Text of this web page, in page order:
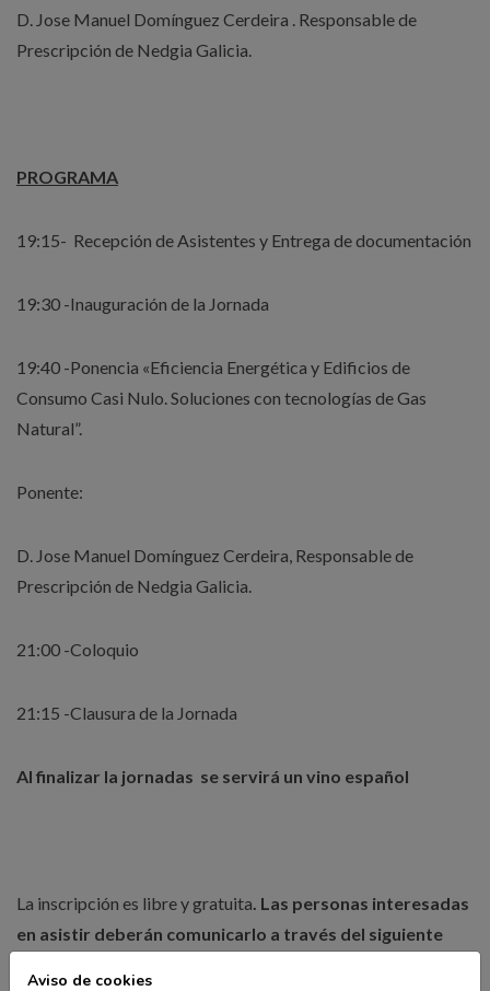
D. Jose Manuel Domínguez Cerdeira . Responsable de
Prescripción de Nedgia Galicia.
PROGRAMA
19:15- Recepción de Asistentes y Entrega de documentación
19:30 -Inauguración de la Jornada
19:40 -Ponencia «Eficiencia Energética y Edificios de
Consumo Casi Nulo. Soluciones con tecnologías de Gas
Natural”.
Ponente:
D. Jose Manuel Domínguez Cerdeira, Responsable de
Prescripción de Nedgia Galicia.
21:00 -Coloquio
21:15 -Clausura de la Jornada
Al finalizar la jornadas se servirá un vino español
La inscripción es libre y gratuita. Las personas interesadas
en asistir deberán comunicarlo a través del siguiente
Aviso de cookies